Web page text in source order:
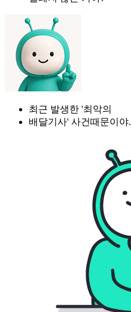
최근 발생한 '최악의
배달기사' 사건때문이야.